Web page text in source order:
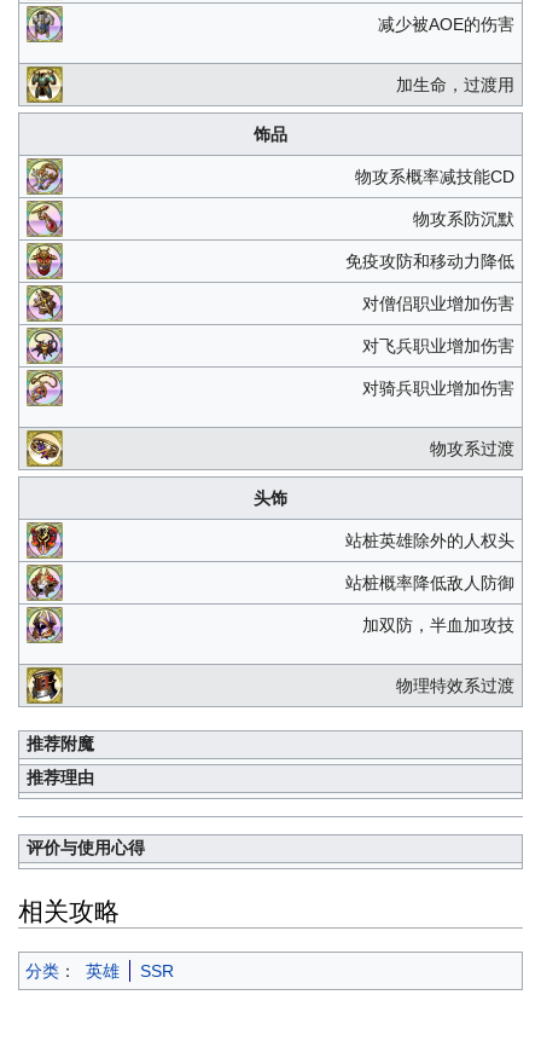
减少被AOE的伤害
加生命，过渡用
饰品
物攻系概率减技能CD
物攻系防沉默
免疫攻防和移动力降低
对僧侣职业增加伤害
对飞兵职业增加伤害
对骑兵职业增加伤害
物攻系过渡
头饰
站桩英雄除外的人权头
站桩概率降低敌人防御
加双防，半血加攻技
物理特效系过渡
推荐附魔
推荐理由
评价与使用心得
相关攻略
分类 ： 英雄 SSR